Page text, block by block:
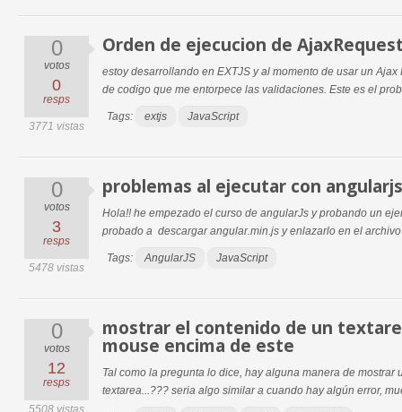
0
votos
0
resps
3771 vistas
Orden de ejecucion de
estoy desarrollando en EXTJS y al momento de usar un
de codigo que me entorpece las validaciones. Este es el
Tags: extjs JavaScript
0
votos
3
resps
5478 vistas
problemas al ejecutar con angularjs
Hola!! he empezado el curso de angularJs y probando un
probado a descargar angular.min.js y enlazarlo en el archivo
Tags: AngularJS JavaScript
0
votos
12
resps
5508 vistas
mostrar el contenido de un
mouse encima de este
Tal como la pregunta lo dice, hay alguna manera de
textarea...??? seria algo similar a cuando hay algún error,